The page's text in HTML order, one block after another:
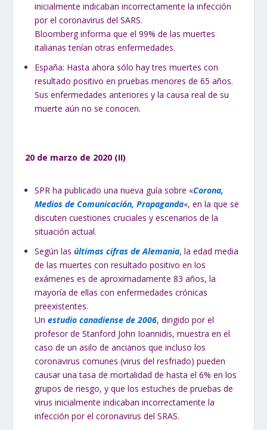
inicialmente indicaban incorrectamente la infección
por el coronavirus del SARS.
Bloomberg informa que el 99% de las muertes
italianas tenían otras enfermedades.
España: Hasta ahora sólo hay tres muertes con
resultado positivo en pruebas menores de 65 años.
Sus enfermedades anteriores y la causa real de su
muerte aún no se conocen.
20 de marzo de 2020 (II)
SPR ha publicado una nueva guía sobre «Corona,
Medios de Comunicación, Propaganda«, en la que se
discuten cuestiones cruciales y escenarios de la
situación actual.
Según lasúltimas cifras de Alemania, la edad media
de las muertes con resultado positivo en los
exámenes es de aproximadamente 83 años, la
mayoría de ellas con enfermedades crónicas
preexistentes.
Unestudio canadiense de 2006, dirigido por el
profesor de Stanford John Ioannidis, muestra en el
caso de un asilo de ancianos que incluso los
coronavirus comunes (virus del resfriado) pueden
causar una tasa de mortalidad de hasta el 6% en los
grupos de riesgo, y que los estuches de pruebas de
virus inicialmente indicaban incorrectamente la
infección por el coronavirus del SRAS.